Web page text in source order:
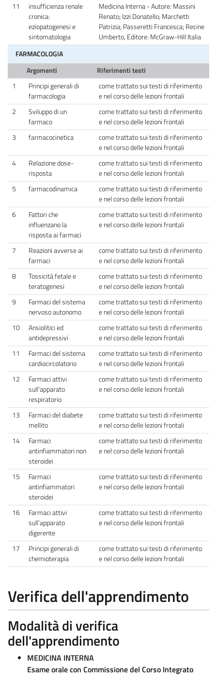
11
insufficienza renale
cronica:
eziopatogenesi e
sintomatologia
Medicina Interna - Autore: Massini
Renato; Izzi Donatello; Marchetti
Patrizia; Passeretti Francesca; Recine
Umberto, Editore: McGraw-Hill Italia
FARMACOLOGIA
Argomenti
Riferimenti testi
1
Principi generali di
farmacologia
come trattato sui testi di riferimento
e nel corso delle lezioni frontali
2
Sviluppo di un
farmaco
come trattato sui testi di riferimento
e nel corso delle lezioni frontali
3
farmacocinetica
come trattato sui testi di riferimento
e nel corso delle lezioni frontali
4
Relazione dose-
risposta
come trattato sui testi di riferimento
e nel corso delle lezioni frontali
5
farmacodinamica
come trattato sui testi di riferimento
e nel corso delle lezioni frontali
6
Fattori che
influenzano la
risposta ai farmaci
come trattato sui testi di riferimento
e nel corso delle lezioni frontali
7
Reazioni avverse ai
farmaci
come trattato sui testi di riferimento
e nel corso delle lezioni frontali
8
Tossicità fetale e
teratogenesi
come trattato sui testi di riferimento
e nel corso delle lezioni frontali
9
Farmaci del sistema
nervoso autonomo
come trattato sui testi di riferimento
e nel corso delle lezioni frontali
10
Ansiolitici ed
antidepressivi
come trattato sui testi di riferimento
e nel corso delle lezioni frontali
11
Farmaci del sistema
cardiocircolatorio
come trattato sui testi di riferimento
e nel corso delle lezioni frontali
12
Farmaci attivi
sull'apparato
respiratorio
come trattato sui testi di riferimento
e nel corso delle lezioni frontali
13
Farmaci del diabete
mellito
come trattato sui testi di riferimento
e nel corso delle lezioni frontali
14
Farmaci
antinfiammatori non
steroidei
come trattato sui testi di riferimento
e nel corso delle lezioni frontali
15
Farmaci
antinfiammatori
steroidei
come trattato sui testi di riferimento
e nel corso delle lezioni frontali
16
Farmaci attivi
sull’apparato
digerente
come trattato sui testi di riferimento
e nel corso delle lezioni frontali
17
Principi generali di
chemioterapia
come trattato sui testi di riferimento
e nel corso delle lezioni frontali
Verifica dell'apprendimento
Modalità di verifica
dell'apprendimento
MEDICINA INTERNA
Esame orale con Commissione del Corso Integrato